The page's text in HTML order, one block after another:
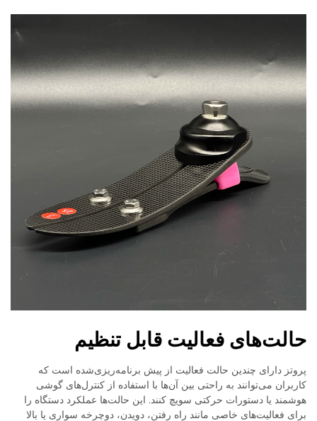
حالت‌های فعالیت قابل تنظیم
پروتز دارای چندین حالت فعالیت از پیش برنامه‌ریزی‌شده است که
کاربران می‌توانند به راحتی بین آن‌ها با استفاده از کنترل‌های گوشی
هوشمند یا دستورات حرکتی سویچ کنند. این حالت‌ها عملکرد دستگاه را
برای فعالیت‌های خاصی مانند راه رفتن، دویدن، دوچرخه سواری یا بالا